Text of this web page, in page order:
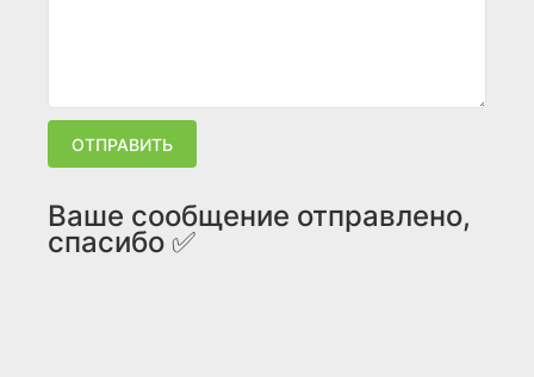
ОТПРАВИТЬ
Ваше сообщение отправлено,
спасибо ✅